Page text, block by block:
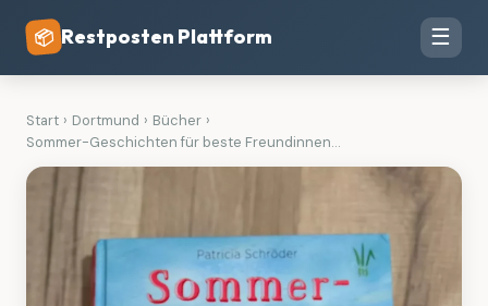
📦 Restposten Plattform ☰
Start › Dortmund › Bücher ›
Sommer-Geschichten für beste Freundinnen...